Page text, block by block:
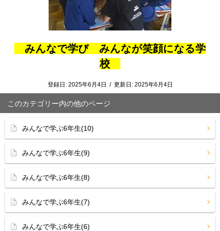
みんなで学び みんなが笑顔になる学
校
登録日: 2025年6月4日 / 更新日: 2025年6月4日
このカテゴリー内の他のページ
みんなで学ぶ6年生(10)
みんなで学ぶ6年生(9)
みんなで学ぶ6年生(8)
みんなで学ぶ6年生(7)
みんなで学ぶ6年生(6)